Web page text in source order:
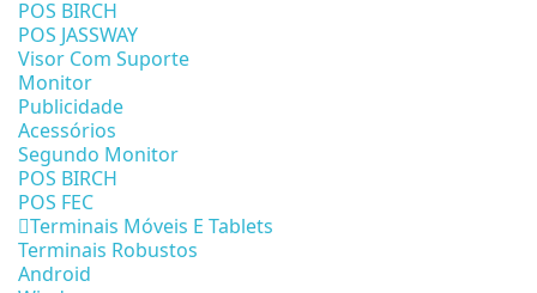
POS BIRCH
POS JASSWAY
Visor Com Suporte
Monitor
Publicidade
Acessórios
Segundo Monitor
POS BIRCH
POS FEC
Terminais Móveis E Tablets
Terminais Robustos
Android